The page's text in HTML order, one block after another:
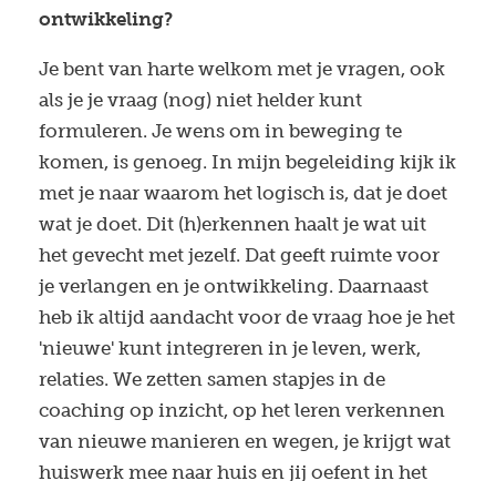
ontwikkeling?
Je bent van harte welkom met je vragen, ook
als je je vraag (nog) niet helder kunt
formuleren. Je wens om in beweging te
komen, is genoeg. In mijn begeleiding kijk ik
met je naar waarom het logisch is, dat je doet
wat je doet. Dit (h)erkennen haalt je wat uit
het gevecht met jezelf. Dat geeft ruimte voor
je verlangen en je ontwikkeling. Daarnaast
heb ik altijd aandacht voor de vraag hoe je het
'nieuwe' kunt integreren in je leven, werk,
relaties. We zetten samen stapjes in de
coaching op inzicht, op het leren verkennen
van nieuwe manieren en wegen, je krijgt wat
huiswerk mee naar huis en jij oefent in het